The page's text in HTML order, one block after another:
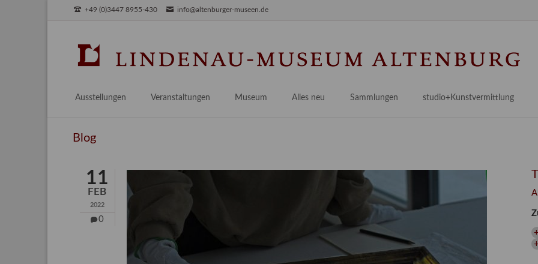
+49 (0)3447 8955-430 info@altenburger-museen.de
Ausstellungen
Aktuell
Veranstaltungen Museum
Praktikum / Praxisprojekt
Alles neu
Provenienzforschung
Kulturelle Vermittlung
Länderübergreifende kulturtouristische Ziele
Sammlungen
Malerei 17.–19. Jh.
Deutsche Malerei 20./21. Jh.
Grafische Sammlung
Kunstbibliothek
Restaurierung
studio+Kunstvermittlung
Angebote für Erwachsene
Angebote für Kitas
Blog
11
FEB
2022
0